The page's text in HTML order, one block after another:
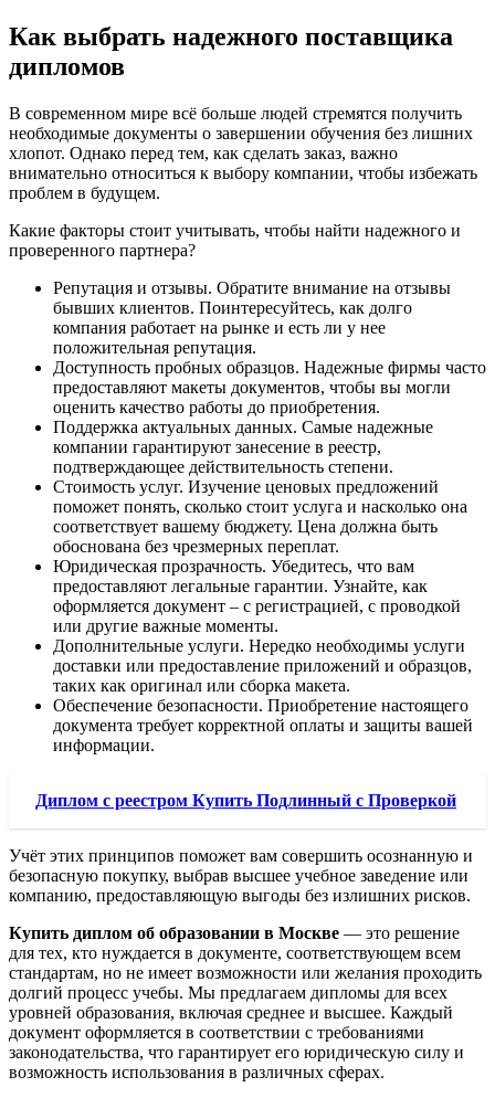
Как выбрать надежного поставщика
дипломов
В современном мире всё больше людей стремятся получить
необходимые документы о завершении обучения без лишних
хлопот. Однако перед тем, как сделать заказ, важно
внимательно относиться к выбору компании, чтобы избежать
проблем в будущем.
Какие факторы стоит учитывать, чтобы найти надежного и
проверенного партнера?
Репутация и отзывы. Обратите внимание на отзывы
бывших клиентов. Поинтересуйтесь, как долго
компания работает на рынке и есть ли у нее
положительная репутация.
Доступность пробных образцов. Надежные фирмы часто
предоставляют макеты документов, чтобы вы могли
оценить качество работы до приобретения.
Поддержка актуальных данных. Самые надежные
компании гарантируют занесение в реестр,
подтверждающее действительность степени.
Стоимость услуг. Изучение ценовых предложений
поможет понять, сколько стоит услуга и насколько она
соответствует вашему бюджету. Цена должна быть
обоснована без чрезмерных переплат.
Юридическая прозрачность. Убедитесь, что вам
предоставляют легальные гарантии. Узнайте, как
оформляется документ – с регистрацией, с проводкой
или другие важные моменты.
Дополнительные услуги. Нередко необходимы услуги
доставки или предоставление приложений и образцов,
таких как оригинал или сборка макета.
Обеспечение безопасности. Приобретение настоящего
документа требует корректной оплаты и защиты вашей
информации.
Диплом с реестром Купить Подлинный с Проверкой
Учёт этих принципов поможет вам совершить осознанную и
безопасную покупку, выбрав высшее учебное заведение или
компанию, предоставляющую выгоды без излишних рисков.
Купить диплом об образовании в Москве — это решение
для тех, кто нуждается в документе, соответствующем всем
стандартам, но не имеет возможности или желания проходить
долгий процесс учебы. Мы предлагаем дипломы для всех
уровней образования, включая среднее и высшее. Каждый
документ оформляется в соответствии с требованиями
законодательства, что гарантирует его юридическую силу и
возможность использования в различных сферах.